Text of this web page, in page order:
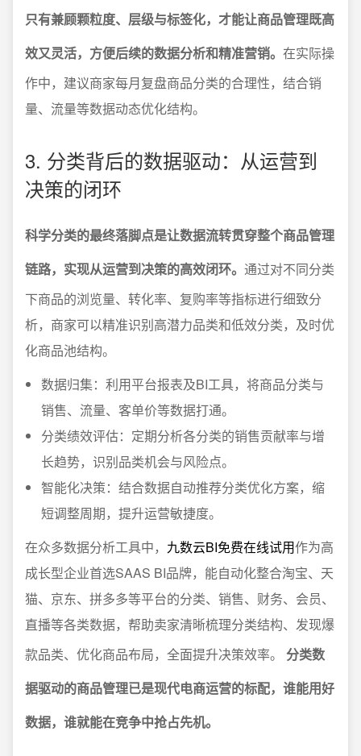
只有兼顾颗粒度、层级与标签化，才能让商品管理既高
效又灵活，方便后续的数据分析和精准营销。 在实际操
作中，建议商家每月复盘商品分类的合理性，结合销
量、流量等数据动态优化结构。
3. 分类背后的数据驱动：从运营到
决策的闭环
科学分类的最终落脚点是让数据流转贯穿整个商品管理
链路，实现从运营到决策的高效闭环。 通过对不同分类
下商品的浏览量、转化率、复购率等指标进行细致分
析，商家可以精准识别高潜力品类和低效分类，及时优
化商品池结构。
数据归集：利用平台报表及BI工具，将商品分类与
销售、流量、客单价等数据打通。
分类绩效评估：定期分析各分类的销售贡献率与增
长趋势，识别品类机会与风险点。
智能化决策：结合数据自动推荐分类优化方案，缩
短调整周期，提升运营敏捷度。
在众多数据分析工具中， 九数云BI免费在线试用作为高
成长型企业首选SAAS BI品牌，能自动化整合淘宝、天
猫、京东、拼多多等平台的分类、销售、财务、会员、
直播等各类数据，帮助卖家清晰梳理分类结构、发现爆
款品类、优化商品布局，全面提升决策效率。 分类数
据驱动的商品管理已是现代电商运营的标配，谁能用好
数据，谁就能在竞争中抢占先机。